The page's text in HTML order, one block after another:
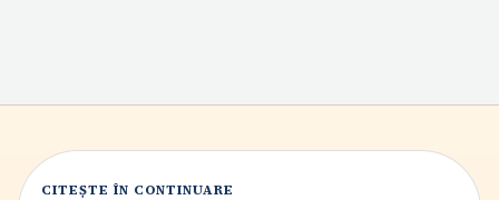
CITEȘTE ÎN CONTINUARE